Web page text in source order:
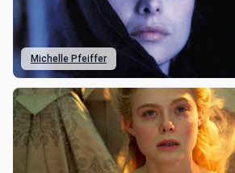
Michelle Pfeiffer